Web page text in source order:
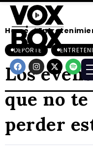
Home /
DEPORTE
Los
que no
perder